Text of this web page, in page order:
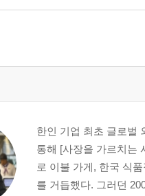
한인 기업 최초 글로벌
통해 [사장을 가르치는
로 이불 가게, 한국 식
를 거듭했다. 그러던